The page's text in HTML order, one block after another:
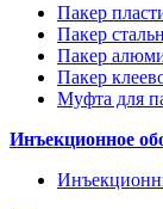
Пакер
Пакер
Пакер
Пакер
Муфта для
Инъекционное